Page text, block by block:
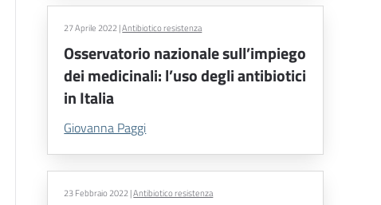
27 Aprile 2022|Antibiotico resistenza
Osservatorio nazionale sull’impiego
dei medicinali: l’uso degli antibiotici
in Italia
Giovanna Paggi
23 Febbraio 2022|Antibiotico resistenza